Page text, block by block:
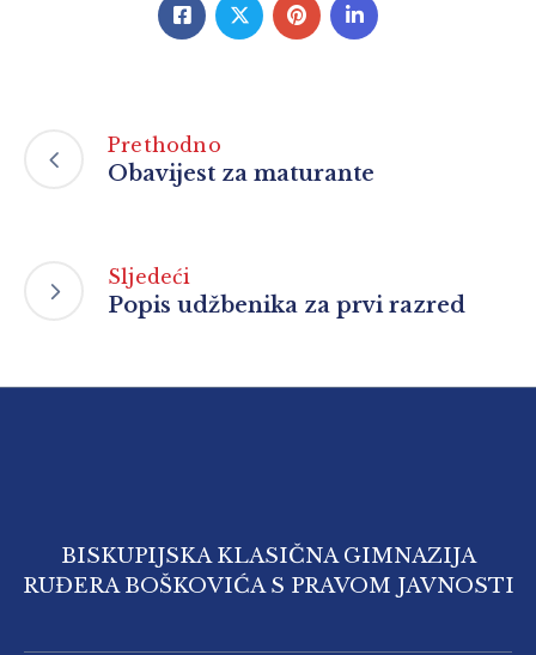
Prethodno
Obavijest za maturante
Sljedeći
Popis udžbenika za prvi razred
BISKUPIJSKA KLASIČNA GIMNAZIJA
RUĐERA BOŠKOVIĆA S PRAVOM JAVNOSTI